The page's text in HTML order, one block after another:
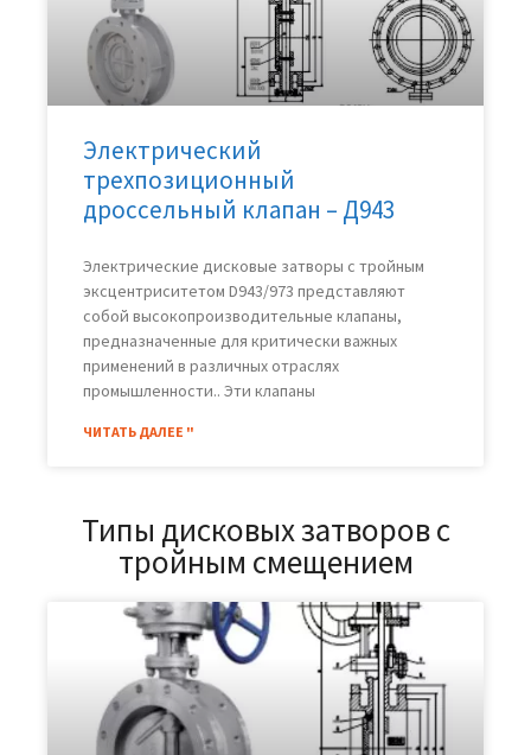
Электрический
трехпозиционный
дроссельный клапан – Д943
Электрические дисковые затворы с тройным
эксцентриситетом D943/973 представляют
собой высокопроизводительные клапаны,
предназначенные для критически важных
применений в различных отраслях
промышленности.. Эти клапаны
ЧИТАТЬ ДАЛЕЕ "
Типы дисковых затворов с
тройным смещением